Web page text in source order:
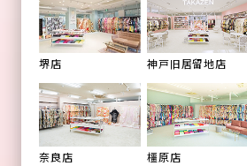
堺店 神戸旧居留地店
奈良店 橿原店